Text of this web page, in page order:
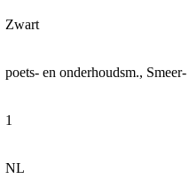
Zwart
poets- en onderhoudsm., Smeer-
1
NL